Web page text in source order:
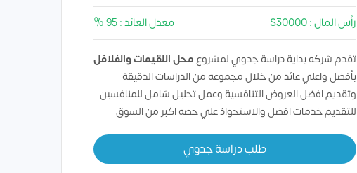
رأس المال : 30000$ معدل العائد : 95 %
تقدم شركه بداية دراسة جدوي لمشروعمحل اللقيمات والفلافل
بأفضل واعلي عائد من خلال مجموعه من الدراسات الدقيقة
وتقديم افضل العروض التنافسية وعمل تحليل شامل للمنافسين
للتقديم خدمات افضل والاستحواذ علي حصه اكبر من السوق
طلب دراسة جدوي